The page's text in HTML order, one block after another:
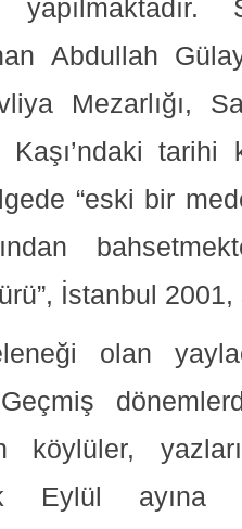
Abdullah
Mezarlığı,
tarihi
“eski bir
İstanbul
olan
Geçmiş
köylüler,
Eylül ayına